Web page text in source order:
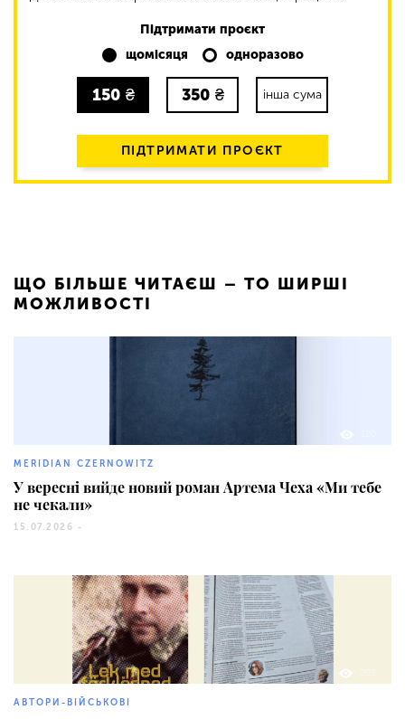
Підтримати проєкт
щомісяця
одноразово
150 ₴ 350 ₴ інша сума
ПІДТРИМАТИ ПРОЄКТ
ЩО БІЛЬШЕ ЧИТАЄШ – ТО ШИРШІ
МОЖЛИВОСТІ
MERIDIAN CZERNOWITZ
У вересні вийде новий роман Артема Чеха «Ми тебе
не чекали»
15.07.2026 -
АВТОРИ-ВІЙСЬКОВІ